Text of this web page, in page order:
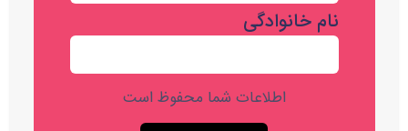
نام خانوادگی
اطلاعات شما محفوظ است